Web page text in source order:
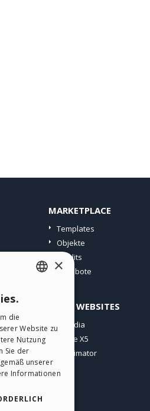
MARKETPLACE
Templates
Objekte
Credits
Angebote
ANDERE WEBSITES
Incomedia
WebSite X5
WebAnimator
GERMAN
SPANISH
PORTUGUESE
×
die
Website zu
Nutzung
Sie der
unserer
Informationen